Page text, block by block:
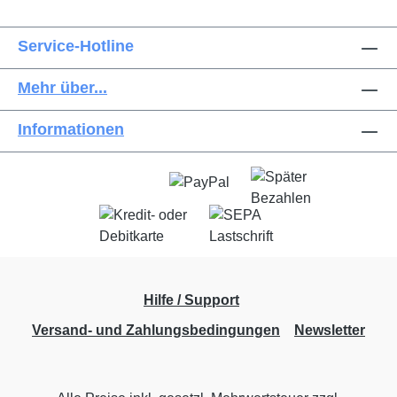
Service-Hotline
Mehr über...
Informationen
Hilfe / Support
Versand- und Zahlungsbedingungen
Newsletter